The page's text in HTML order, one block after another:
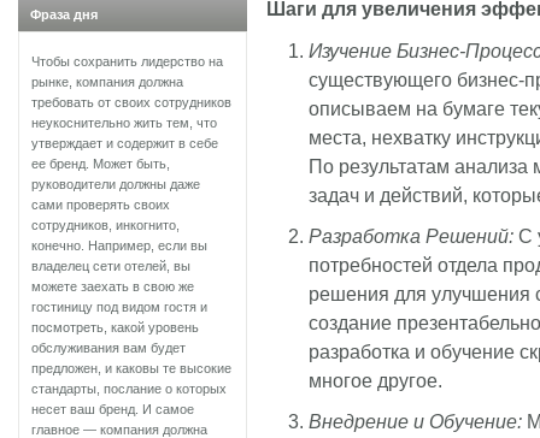
Шаги для увеличения
Изучение Бизнес-
существующего бизнес-
описываем на бумаге
места, нехватку
По результатам анализа
задач и действий,
Разработка Решений: С
потребностей отдела
решения для улучшения
создание
разработка и обучение
многое другое.
Внедрение и Обучение:
Фраза дня
Чтобы сохранить лидерство на
рынке, компания должна
требовать от своих сотрудников
неукоснительно жить тем, что
утверждает и содержит в себе
ее бренд. Может быть,
руководители должны даже
сами проверять своих
сотрудников, инкогнито,
конечно. Например, если вы
владелец сети отелей, вы
можете заехать в свою же
гостиницу под видом гостя и
посмотреть, какой уровень
обслуживания вам будет
предложен, и каковы те высокие
стандарты, послание о которых
несет ваш бренд. И самое
главное — компания должна